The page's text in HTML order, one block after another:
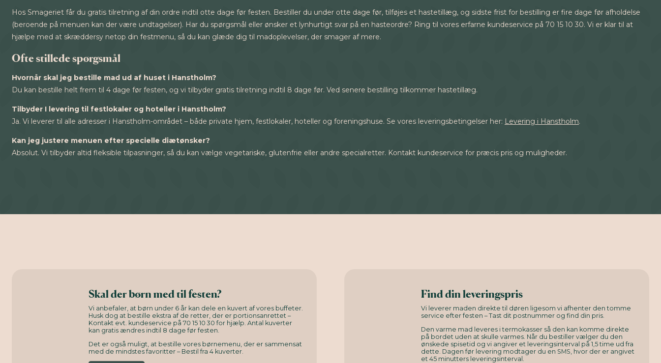
Hos Smageriet får du gratis tilretning af din ordre indtil otte dage før festen. Bestiller du under otte dage før, tilføjes et hastetillæg, og sidste frist for bestilling er fire dage før afholdelse
(beroende på menuen kan der være undtagelser). Har du spørgsmål eller ønsker et lynhurtigt svar på en hasteordre? Ring til vores erfarne kundeservice på 70 15 10 30. Vi er klar til at
hjælpe med at skræddersy netop din festmenu, så du kan glæde dig til madoplevelser, der smager af mere.
Ofte stillede spørgsmål
Hvornår skal jeg bestille mad ud af huset i Hanstholm?
Du kan bestille helt frem til 4 dage før festen, og vi tilbyder gratis tilretning indtil 8 dage før. Ved senere bestilling tilkommer hastetillæg.
Tilbyder I levering til festlokaler og hoteller i Hanstholm?
Ja. Vi leverer til alle adresser i Hanstholm-området – både private hjem, festlokaler, hoteller og foreningshuse. Se vores leveringsbetingelser her: Levering i Hanstholm.
Kan jeg justere menuen efter specielle diætønsker?
Absolut. Vi tilbyder altid fleksible tilpasninger, så du kan vælge vegetariske, glutenfrie eller andre specialretter. Kontakt kundeservice for præcis pris og muligheder.
Skal der børn med til festen?
Vi anbefaler, at børn under 6 år kan dele en kuvert af vores buffeter.
Husk dog at bestille ekstra af de retter, der er portionsanrettet –
Kontakt evt. kundeservice på 70 15 10 30 for hjælp. Antal kuverter
kan gratis ændres indtil 8 dage før festen.
Det er også muligt, at bestille vores børnemenu, der er sammensat
med de mindstes favoritter – Bestil fra 4 kuverter.
Find din leveringspris
Vi leverer maden direkte til døren ligesom vi afhenter den tomme
service efter festen – Tast dit postnummer og find din pris.
Den varme mad leveres i termokasser så den kan komme direkte
på bordet uden at skulle varmes. Når du bestiller vælger du den
ønskede spisetid og vi angiver et leveringsinterval på 1,5 time ud fra
dette. Dagen før levering modtager du en SMS, hvor der er angivet
et 45 minutters leveringsinterval.